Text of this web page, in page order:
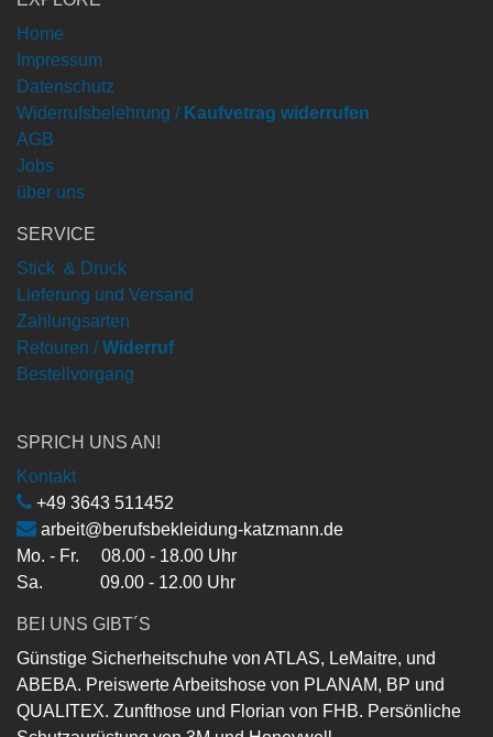
Home
Impressum
Datenschutz
Widerrufsbelehrung / Kaufvetrag widerrufen
AGB
Jobs
über uns
SERVICE
Stick & Druck
Lieferung und Versand
Zahlungsarten
Retouren / Widerruf
Bestellvorgang
SPRICH UNS AN!
Kontakt
+49 3643 511452
arbeit@berufsbekleidung-katzmann.de
Mo. - Fr. 08.00 - 18.00 Uhr
Sa. 09.00 - 12.00 Uhr
BEI UNS GIBT´S
Günstige Sicherheitschuhe von ATLAS, LeMaitre, und
ABEBA. Preiswerte Arbeitshose von PLANAM, BP und
QUALITEX. Zunfthose und Florian von FHB. Persönliche